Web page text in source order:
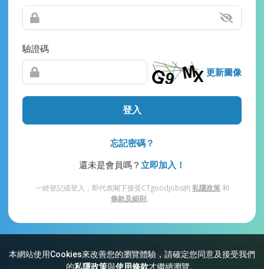
本網站使用Cookies來改善您的瀏覽體驗，請確定您同意及接受我們
的私隱政策與使用條款才繼續瀏覽。
驗證碼
更新圖像
登入
忘記密碼？
還未是會員嗎？ 立即加入！
一經登記或登入，即代表閣下接受CTgoodjobs的 私隱政策和
條款及細則。
網站索引 常見問題 私隱 條款及細則